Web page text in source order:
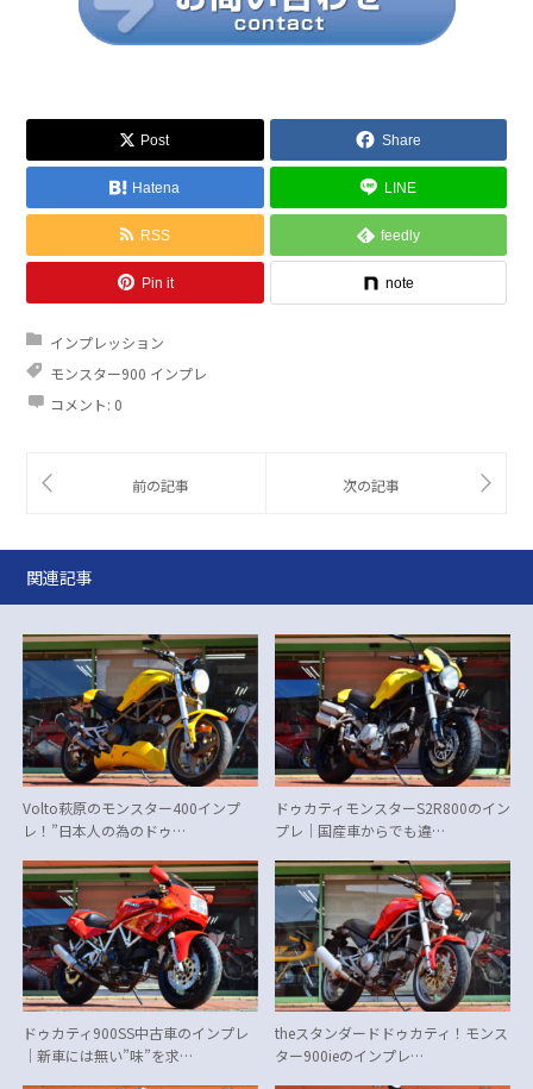
Post Share
Hatena LINE
RSS feedly
Pin it note
インプレッション
モンスター900 インプレ
コメント: 0
関連記事
Volto萩原のモンスター400インプ
レ！”日本人の為のドゥ…
ドゥカティモンスターS2R800のイン
プレ｜国産車からでも違…
ドゥカティ900SS中古車のインプレ
｜新車には無い”味”を求…
theスタンダードドゥカティ！モンス
ター900ieのインプレ…